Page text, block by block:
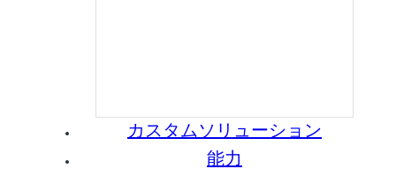
カスタムソリューション
能力